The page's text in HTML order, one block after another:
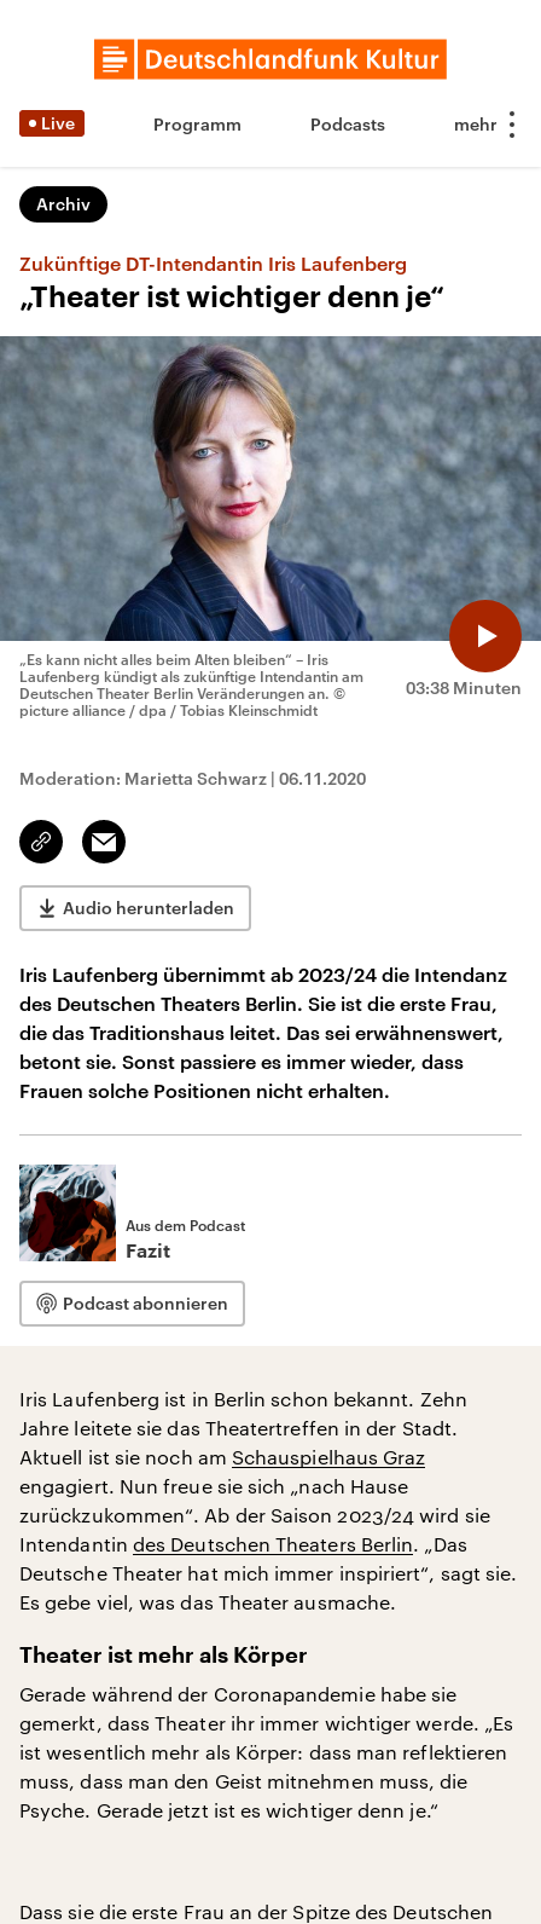
Live Programm Podcasts
Archiv
Zukünftige DT-Intendantin Iris Laufenberg
„Theater ist wichtiger denn je“
03:38 Minuten
„Es kann nicht alles beim Alten bleiben“ – Iris
Laufenberg kündigt als zukünftige Intendantin am
Deutschen Theater Berlin Veränderungen an. ©
picture alliance / dpa / Tobias Kleinschmidt
Moderation: Marietta Schwarz | 06.11.2020
Link
kopieren/teilen
Email
Audio herunterladen
Iris Laufenberg übernimmt ab 2023/24 die Intendanz
des Deutschen Theaters Berlin. Sie ist die erste Frau,
die das Traditionshaus leitet. Das sei erwähnenswert,
betont sie. Sonst passiere es immer wieder, dass
Frauen solche Positionen nicht erhalten.
Aus dem Podcast
Fazit
Podcast abonnieren
Iris Laufenberg ist in Berlin schon bekannt. Zehn
Jahre leitete sie das Theatertreffen in der Stadt.
Aktuell ist sie noch am Schauspielhaus Graz
engagiert. Nun freue sie sich „nach Hause
zurückzukommen“. Ab der Saison 2023/24 wird sie
Intendantin des Deutschen Theaters Berlin. „Das
Deutsche Theater hat mich immer inspiriert“, sagt sie.
Es gebe viel, was das Theater ausmache.
Theater ist mehr als Körper
Gerade während der Coronapandemie habe sie
gemerkt, dass Theater ihr immer wichtiger werde. „Es
ist wesentlich mehr als Körper: dass man reflektieren
muss, dass man den Geist mitnehmen muss, die
Psyche. Gerade jetzt ist es wichtiger denn je.“
Dass sie die erste Frau an der Spitze des Deutschen